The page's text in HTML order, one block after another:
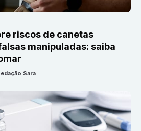
riscos de canetas
manipuladas: saiba
Sara